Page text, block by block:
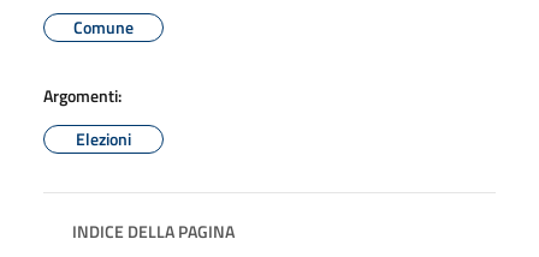
Comune
Argomenti:
Elezioni
INDICE DELLA PAGINA